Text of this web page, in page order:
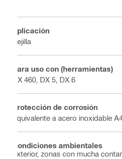
Aplicación
Rejilla
Para uso con (herramientas)
DX 460, DX 5, DX 6
Protección de corrosión
Equivalente a acero inoxidable
Condiciones ambientales
Exterior, zonas con mucha